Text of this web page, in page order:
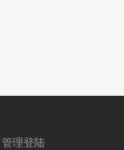
管理登陆